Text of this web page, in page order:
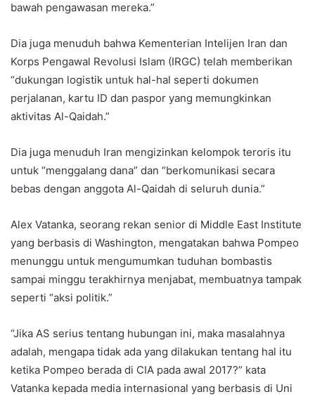
bawah pengawasan mereka.”
Dia juga menuduh bahwa Kementerian Intelijen Iran dan
Korps Pengawal Revolusi Islam (IRGC) telah memberikan
“dukungan logistik untuk hal-hal seperti dokumen
perjalanan, kartu ID dan paspor yang memungkinkan
aktivitas Al-Qaidah.”
Dia juga menuduh Iran mengizinkan kelompok teroris itu
untuk “menggalang dana” dan “berkomunikasi secara
bebas dengan anggota Al-Qaidah di seluruh dunia.”
Alex Vatanka, seorang rekan senior di Middle East Institute
yang berbasis di Washington, mengatakan bahwa Pompeo
menunggu untuk mengumumkan tuduhan bombastis
sampai minggu terakhirnya menjabat, membuatnya tampak
seperti “aksi politik.”
“Jika AS serius tentang hubungan ini, maka masalahnya
adalah, mengapa tidak ada yang dilakukan tentang hal itu
ketika Pompeo berada di CIA pada awal 2017?” kata
Vatanka kepada media internasional yang berbasis di Uni